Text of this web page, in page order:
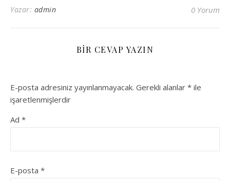
Yazar: admin 0 Yorum
BIR CEVAP YAZIN
E-posta adresiniz yayınlanmayacak. Gerekli alanlar * ile
işaretlenmişlerdir
Ad *
E-posta *